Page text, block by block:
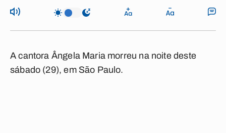
A cantora Ângela Maria morreu na noite deste
sábado (29), em São Paulo.